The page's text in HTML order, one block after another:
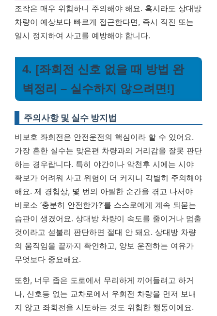
조작은 매우 위험하니 주의해야 해요. 혹시라도 상대방
차량이 예상보다 빠르게 접근한다면, 즉시 직진 또는
일시 정지하여 사고를 예방해야 합니다.
4. [좌회전 신호 없을 때 방법 완
벽정리 – 실수하지 않으려면!]
주의사항 및 실수 방지법
비보호 좌회전은 안전운전의 핵심이라 할 수 있어요.
가장 흔한 실수는 맞은편 차량과의 거리감을 잘못 판단
하는 경우랍니다. 특히 야간이나 악천후 시에는 시야
확보가 어려워 사고 위험이 더 커지니 각별히 주의해야
해요. 제 경험상, 몇 번의 아찔한 순간을 겪고 나서야
비로소 ‘충분히 안전한가?’를 스스로에게 계속 되묻는
습관이 생겼어요. 상대방 차량이 속도를 줄이거나 멈출
것이라고 섣불리 판단하면 절대 안 돼요. 상대방 차량
의 움직임을 끝까지 확인하고, 양보 운전하는 여유가
무엇보다 중요해요.
또한, 너무 좁은 도로에서 무리하게 끼어들려고 하거
나, 신호등 없는 교차로에서 우회전 차량을 먼저 보내
지 않고 좌회전을 시도하는 것도 위험한 행동이에요.